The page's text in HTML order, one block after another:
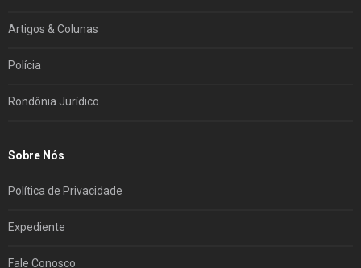
Artigos & Colunas
Polícia
Rondônia Jurídico
Sobre Nós
Política de Privacidade
Expediente
Fale Conosco